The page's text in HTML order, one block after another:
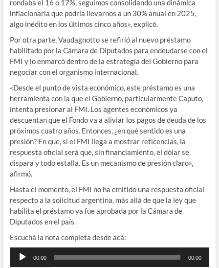
rondaba el 16 o 17%, seguimos consolidando una dinámica
inflacionaria que podría llevarnos a un 30% anual en 2025,
algo inédito en los últimos cinco años», explicó.
Por otra parte, Vaudagnotto se refirió al nuevo préstamo
habilitado por la Cámara de Diputados para endeudarse con el
FMI y lo enmarcó dentro de la estrategia del Gobierno para
negociar con el organismo internacional.
«Desde el punto de vista económico, este préstamo es una
herramienta con la que el Gobierno, particularmente Caputo,
intenta presionar al FMI. Los agentes económicos ya
descuentan que el Fondo va a aliviar los pagos de deuda de los
próximos cuatro años. Entonces, ¿en qué sentido es una
presión? En que, si el FMI llega a mostrar reticencias, la
respuesta oficial será que, sin financiamiento, el dólar se
dispara y todo estalla. Es un mecanismo de presión claro»,
afirmó.
Hasta el momento, el FMI no ha emitido una respuesta oficial
respecto a la solicitud argentina, más allá de que la ley que
habilita el préstamo ya fue aprobada por la Cámara de
Diputados en el país.
Escuchá la nota completa desde acá:
Reproductor
00:00 00:00